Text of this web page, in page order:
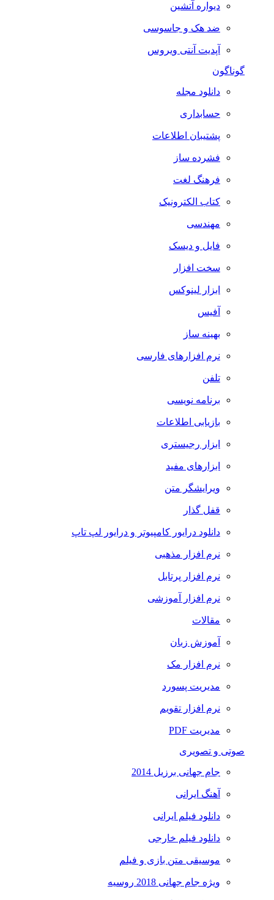
دیواره آتشین
ضد هک و جاسوسی
آپدیت آنتی ویروس
گوناگون
دانلود مجله
حسابداری
پشتیبان اطلاعات
فشرده ساز
فرهنگ لغت
کتاب الکترونیک
مهندسی
فایل و دیسک
سخت افزار
ابزار لینوکس
آفیس
بهینه ساز
نرم افزارهای فارسی
تلفن
برنامه نویسی
بازیابی اطلاعات
ابزار رجیستری
ابزارهای مفید
ویرایشگر متن
قفل گذار
دانلود درایور کامپیوتر و درایور لپ تاپ
نرم افزار مذهبی
نرم افزار پرتابل
نرم افزار آموزشی
مقالات
آموزش زبان
نرم افزار مک
مدیریت پسورد
نرم افزار تقویم
مدیریت PDF
صوتی و تصویری
جام جهانی برزیل 2014
آهنگ ایرانی
دانلود فیلم ایرانی
دانلود فیلم خارجی
موسیقی متن بازی و فیلم
ویژه جام جهانی 2018 روسیه